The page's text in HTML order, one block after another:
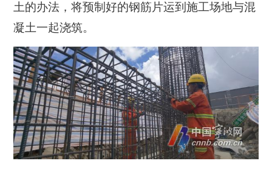
土的办法，将预制好的钢筋片运到施工场地与混
凝土一起浇筑。